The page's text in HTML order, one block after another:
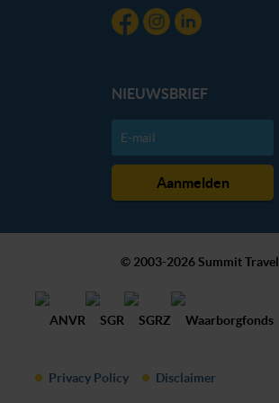
NIEUWSBRIEF
© 2003-2026 Summit Travel
Privacy Policy Disclaimer